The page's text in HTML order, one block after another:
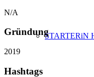
STARTERiN
N/A
Gründung
2019
Hashtags